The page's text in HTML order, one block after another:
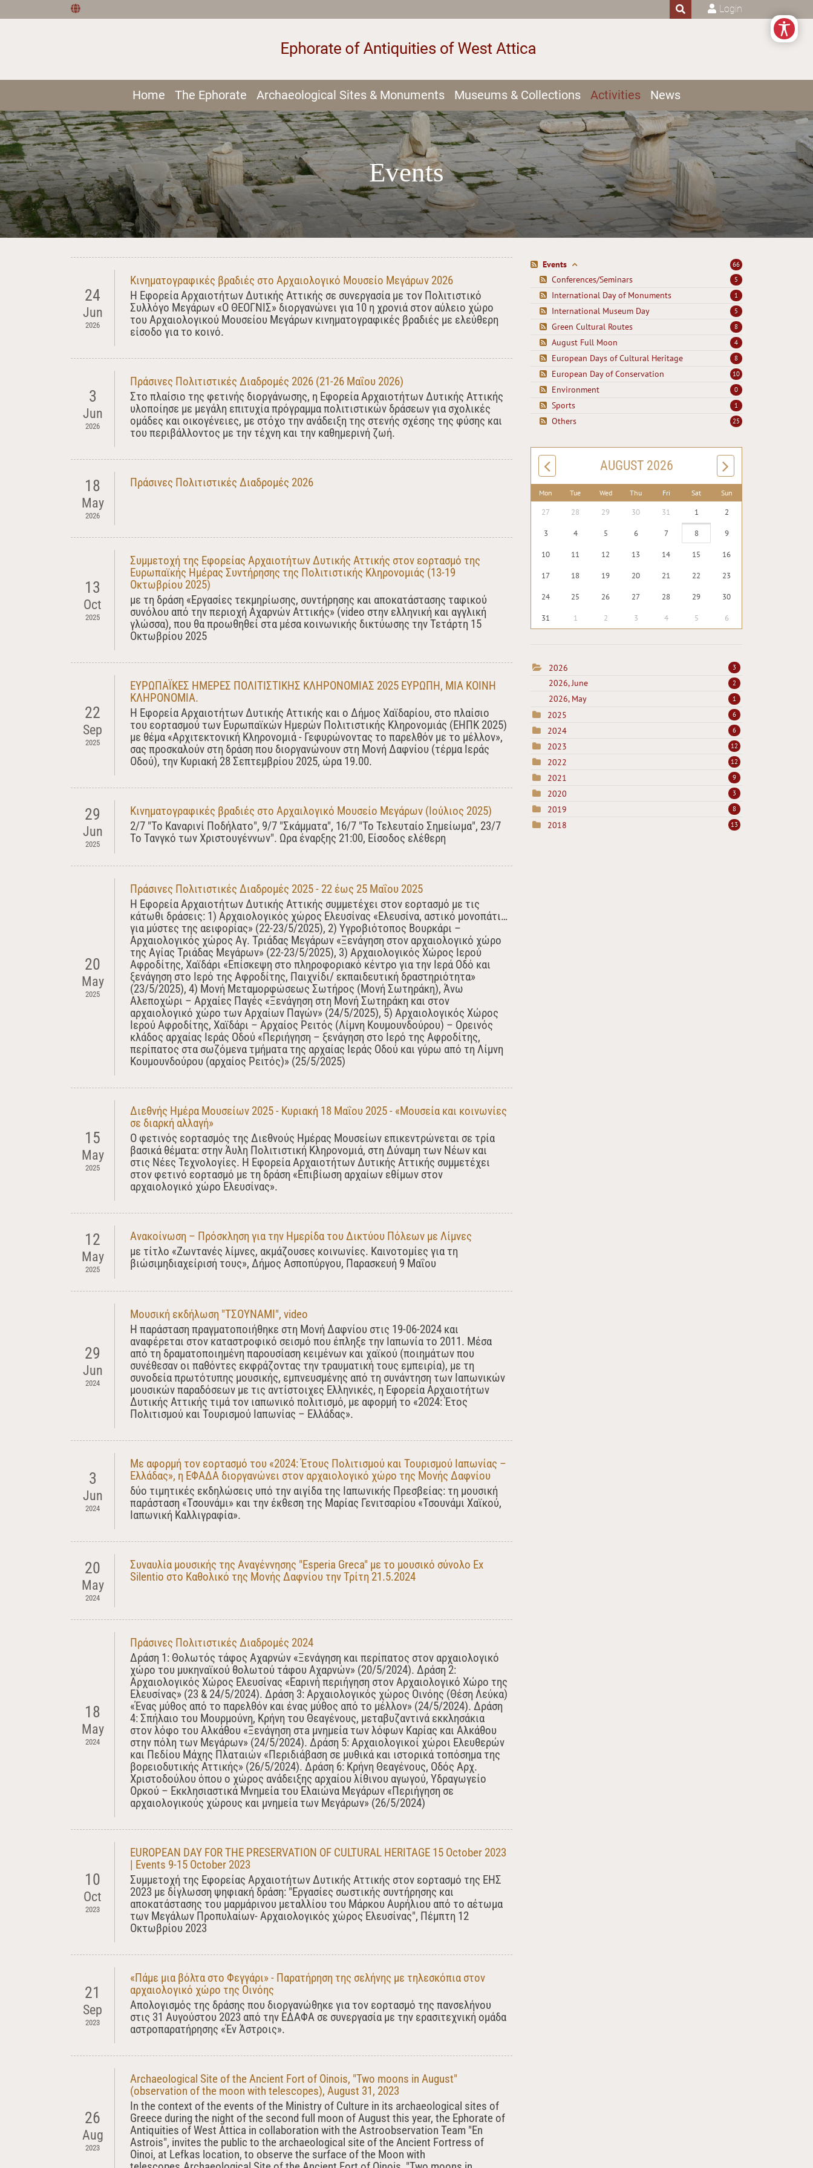
Login
Home The Ephorate Archaeological Sites & Monuments Museums & Collections Activities News
Events
24
Jun
2026
Κινηματογραφικές βραδιές στο Αρχαιολογικό Μουσείο Μεγάρων 2026
Η Εφορεία Αρχαιοτήτων Δυτικής Αττικής σε συνεργασία με τον Πολιτιστικό
Συλλόγο Μεγάρων «Ο ΘΕΟΓΝΙΣ» διοργανώνει για 10 η χρονιά στον αύλειο χώρο
του Αρχαιολογικού Μουσείου Μεγάρων κινηματογραφικές βραδιές με ελεύθερη
είσοδο για το κοινό.
3
Jun
2026
Πράσινες Πολιτιστικές Διαδρομές 2026 (21-26 Μαΐου 2026)
Στο πλαίσιο της φετινής διοργάνωσης, η Εφορεία Αρχαιοτήτων Δυτικής Αττικής
υλοποίησε με μεγάλη επιτυχία πρόγραμμα πολιτιστικών δράσεων για σχολικές
ομάδες και οικογένειες, με στόχο την ανάδειξη της στενής σχέσης της φύσης και
του περιβάλλοντος με την τέχνη και την καθημερινή ζωή.
18
May
2026
Πράσινες Πολιτιστικές Διαδρομές 2026
13
Oct
2025
Συμμετοχή της Εφορείας Αρχαιοτήτων Δυτικής Αττικής στον εορτασμό της
Ευρωπαϊκής Ημέρας Συντήρησης της Πολιτιστικής Κληρονομιάς (13-19
Οκτωβρίου 2025)
με τη δράση «Εργασίες τεκμηρίωσης, συντήρησης και αποκατάστασης ταφικού
συνόλου από την περιοχή Αχαρνών Αττικής» (video στην ελληνική και αγγλική
γλώσσα), που θα προωθηθεί στα μέσα κοινωνικής δικτύωσης την Τετάρτη 15
Οκτωβρίου 2025
22
Sep
2025
ΕΥΡΩΠΑΪΚΕΣ ΗΜΕΡΕΣ ΠΟΛΙΤΙΣΤΙΚΗΣ ΚΛΗΡΟΝΟΜΙΑΣ 2025 ΕΥΡΩΠΗ, ΜΙΑ ΚΟΙΝΗ
ΚΛΗΡΟΝΟΜΙΑ.
Η Εφορεία Αρχαιοτήτων Δυτικής Αττικής και ο Δήμος Χαϊδαρίου, στο πλαίσιο
του εορτασμού των Ευρωπαϊκών Ημερών Πολιτιστικής Κληρονομιάς (ΕΗΠΚ 2025)
με θέμα «Αρχιτεκτονική Κληρονομιά - Γεφυρώνοντας το παρελθόν με το μέλλον»,
σας προσκαλούν στη δράση που διοργανώνουν στη Μονή Δαφνίου (τέρμα Ιεράς
Οδού), την Κυριακή 28 Σεπτεμβρίου 2025, ώρα 19.00.
29
Jun
2025
Κινηματογραφικές βραδιές στο Αρχαιλογικό Μουσείο Μεγάρων (Ιούλιος 2025)
2/7 "Το Καναρινί Ποδήλατο", 9/7 "Σκάμματα", 16/7 "Το Τελευταίο Σημείωμα", 23/7
Το Τανγκό των Χριστουγέννων". Ωρα έναρξης 21:00, Είσοδος ελέθερη
20
May
2025
Πράσινες Πολιτιστικές Διαδρομές 2025 - 22 έως 25 Μαΐου 2025
Η Εφορεία Αρχαιοτήτων Δυτικής Αττικής συμμετέχει στον εορτασμό με τις
κάτωθι δράσεις: 1) Αρχαιολογικός χώρος Ελευσίνας «Ελευσίνα, αστικό μονοπάτι…
για μύστες της αειφορίας» (22-23/5/2025), 2) Υγροβιότοπος Βουρκάρι –
Αρχαιολογικός χώρος Αγ. Τριάδας Μεγάρων «Ξενάγηση στον αρχαιολογικό χώρο
της Αγίας Τριάδας Μεγάρων» (22-23/5/2025), 3) Αρχαιολογικός Χώρος Ιερού
Αφροδίτης, Χαϊδάρι «Επίσκεψη στο πληροφοριακό κέντρο για την Ιερά Οδό και
ξενάγηση στο Ιερό της Αφροδίτης, Παιχνίδι/ εκπαιδευτική δραστηριότητα»
(23/5/2025), 4) Μονή Μεταμορφώσεως Σωτήρος (Μονή Σωτηράκη), Άνω
Αλεποχώρι – Αρχαίες Παγές «Ξενάγηση στη Μονή Σωτηράκη και στον
αρχαιολογικό χώρο των Αρχαίων Παγών» (24/5/2025), 5) Αρχαιολογικός Χώρος
Ιερού Αφροδίτης, Χαϊδάρι – Αρχαίος Ρειτός (Λίμνη Κουμουνδούρου) – Ορεινός
κλάδος αρχαίας Ιεράς Οδού «Περιήγηση – ξενάγηση στο Ιερό της Αφροδίτης,
περίπατος στα σωζόμενα τμήματα της αρχαίας Ιεράς Οδού και γύρω από τη Λίμνη
Κουμουνδούρου (αρχαίος Ρειτός)» (25/5/2025)
15
May
2025
Διεθνής Ημέρα Μουσείων 2025 - Κυριακή 18 Μαΐου 2025 - «Μουσεία και κοινωνίες
σε διαρκή αλλαγή»
Ο φετινός εορτασμός της Διεθνούς Ημέρας Μουσείων επικεντρώνεται σε τρία
βασικά θέματα: στην Άυλη Πολιτιστική Κληρονομιά, στη Δύναμη των Νέων και
στις Νέες Τεχνολογίες. Η Εφορεία Αρχαιοτήτων Δυτικής Αττικής συμμετέχει
στον φετινό εορτασμό με τη δράση «Επιβίωση αρχαίων εθίμων στον
αρχαιολογικό χώρο Ελευσίνας».
12
May
2025
Ανακοίνωση – Πρόσκληση για την Ημερίδα του Δικτύου Πόλεων με Λίμνες
με τίτλο «Ζωντανές λίμνες, ακμάζουσες κοινωνίες. Καινοτομίες για τη
βιώσιμηδιαχείρισή τους», Δήμος Ασποπύργου, Παρασκευή 9 Μαΐου
29
Jun
2024
Μουσική εκδήλωση "ΤΣΟΥΝΑΜΙ", video
Η παράσταση πραγματοποιήθηκε στη Μονή Δαφνίου στις 19-06-2024 και
αναφέρεται στον καταστροφικό σεισμό που έπληξε την Ιαπωνία το 2011. Μέσα
από τη δραματοποιημένη παρουσίαση κειμένων και χαϊκού (ποιημάτων που
συνέθεσαν οι παθόντες εκφράζοντας την τραυματική τους εμπειρία), με τη
συνοδεία πρωτότυπης μουσικής, εμπνευσμένης από τη συνάντηση των Ιαπωνικών
μουσικών παραδόσεων με τις αντίστοιχες Ελληνικές, η Εφορεία Αρχαιοτήτων
Δυτικής Αττικής τιμά τον ιαπωνικό πολιτισμό, με αφορμή το «2024: Έτος
Πολιτισμού και Τουρισμού Ιαπωνίας – Ελλάδας».
3
Jun
2024
Με αφορμή τον εορτασμό του «2024: Έτους Πολιτισμού και Τουρισμού Ιαπωνίας –
Ελλάδας», η ΕΦΑΔΑ διοργανώνει στον αρχαιολογικό χώρο της Μονής Δαφνίου
δύο τιμητικές εκδηλώσεις υπό την αιγίδα της Ιαπωνικής Πρεσβείας: τη μουσική
παράσταση «Τσουνάμι» και την έκθεση της Μαρίας Γενιτσαρίου «Τσουνάμι Χαϊκού,
Ιαπωνική Καλλιγραφία».
20
May
2024
Συναυλία μουσικής της Αναγέννησης "Esperia Greca" με το μουσικό σύνολο Ex
Silentio στο Καθολικό της Μονής Δαφνίου την Τρίτη 21.5.2024
18
May
2024
Πράσινες Πολιτιστικές Διαδρομές 2024
Δράση 1: Θολωτός τάφος Αχαρνών «Ξενάγηση και περίπατος στον αρχαιολογικό
χώρο του μυκηναϊκού θολωτού τάφου Αχαρνών» (20/5/2024). Δράση 2:
Αρχαιολογικός Χώρος Ελευσίνας «Εαρινή περιήγηση στον Αρχαιολογικό Χώρο της
Ελευσίνας» (23 & 24/5/2024). Δράση 3: Αρχαιολογικός χώρος Οινόης (Θέση Λεύκα)
«Ένας μύθος από το παρελθόν και ένας μύθος από το μέλλον» (24/5/2024). Δράση
4: Σπήλαιο του Μουρμούνη, Κρήνη του Θεαγένους, μεταβυζαντινά εκκλησάκια
στον λόφο του Αλκάθου «Ξενάγηση στa μνημεία των λόφων Καρίας και Αλκάθου
στην πόλη των Μεγάρων» (24/5/2024). Δράση 5: Αρχαιολογικοί χώροι Ελευθερών
και Πεδίου Μάχης Πλαταιών «Περιδιάβαση σε μυθικά και ιστορικά τοπόσημα της
βορειοδυτικής Αττικής» (26/5/2024). Δράση 6: Κρήνη Θεαγένους, Οδός Αρχ.
Χριστοδούλου όπου ο χώρος ανάδειξης αρχαίου λίθινου αγωγού, Υδραγωγείο
Ορκού – Εκκλησιαστικά Μνημεία του Ελαιώνα Μεγάρων «Περιήγηση σε
αρχαιολογικούς χώρους και μνημεία των Μεγάρων» (26/5/2024)
10
Oct
2023
EUROPEAN DAY FOR THE PRESERVATION OF CULTURAL HERITAGE 15 October 2023
| Events 9-15 October 2023
Συμμετοχή της Εφορείας Αρχαιοτήτων Δυτικής Αττικής στον εορτασμό της ΕΗΣ
2023 με δίγλωσση ψηφιακή δράση: "Εργασίες σωστικής συντήρησης και
αποκατάστασης του μαρμάρινου μεταλλίου του Μάρκου Αυρήλιου από το αέτωμα
των Μεγάλων Προπυλαίων- Αρχαιολογικός χώρος Ελευσίνας", Πέμπτη 12
Οκτωβρίου 2023
21
Sep
2023
«Πάμε μια βόλτα στο Φεγγάρι» - Παρατήρηση της σελήνης με τηλεσκόπια στον
αρχαιολογικό χώρο της Οινόης
Απολογισμός της δράσης που διοργανώθηκε για τον εορτασμό της πανσελήνου
στις 31 Αυγούστου 2023 από την ΕΔΑΦΑ σε συνεργασία με την ερασιτεχνική ομάδα
αστροπαρατήρησης «Έν Άστροις».
26
Aug
2023
Archaeological Site of the Ancient Fort of Oinois, "Two moons in August"
(observation of the moon with telescopes), August 31, 2023
In the context of the events of the Ministry of Culture in its archaeological sites of
Greece during the night of the second full moon of August this year, the Ephorate of
Antiquities of West Attica in collaboration with the Astroobservation Team "En
Astrois", invites the public to the archaeological site of the Ancient Fortress of
Oinoi, at Lefkas location, to observe the surface of the Moon with
66
Events
5
Conferences/Seminars
1
International Day of Monuments
5
International Museum Day
8
Green Cultural Routes
4
August Full Moon
8
European Days of Cultural Heritage
10
European Day of Conservation
0
Environment
1
Sports
25
Others
AUGUST 2026
Mon Tue Wed Thu Fri Sat Sun
27 28 29 30 31 1 2
3 4 5 6 7 8 9
10 11 12 13 14 15 16
17 18 19 20 21 22 23
24 25 26 27 28 29 30
31 1 2 3 4 5 6
2026 3
2026, June 2
2026, May 1
2025 6
2024 6
2023 12
2022 12
2021 9
2020 3
2019 8
2018 13